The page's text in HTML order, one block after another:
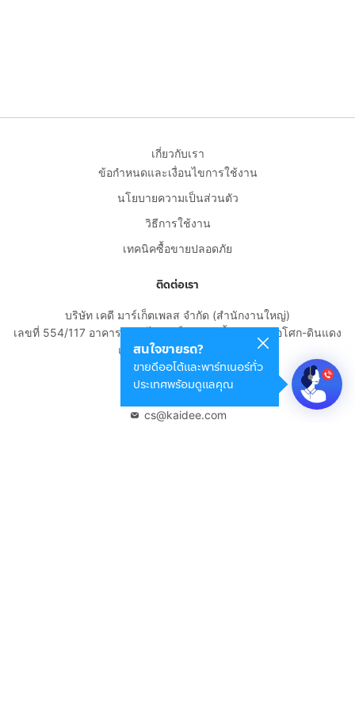
สนใจขายรถ?
ขายดีออโต้และพาร์ทเนอร์ทั่ว
ประเทศพร้อมดูแลคุณ
เกี่ยวกับเรา
ข้อกำหนดและเงื่อนไขการใช้งาน
นโยบายความเป็นส่วนตัว
วิธีการใช้งาน
เทคนิคซื้อขายปลอดภัย
ติดต่อเรา
บริษัท เคดี มาร์เก็ตเพลส จำกัด (สำนักงานใหญ่)
เลขที่ 554/117 อาคารสกายไนน์ เซ็นเตอร์ ชั้น 22 ถนนอโศก-ดินแดง
แขวงดินแดง เขตดินแดง
กรุงเทพมหานคร 10400
cs@kaidee.com